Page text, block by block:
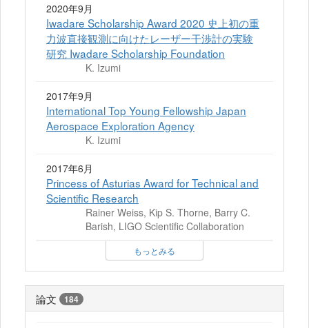
2020年9月
Iwadare Scholarship Award 2020 史上初の重
力波直接観測に向けたレーザー干渉計の実験
研究 Iwadare Scholarship Foundation
K. Izumi
2017年9月
International Top Young Fellowship Japan
Aerospace Exploration Agency
K. Izumi
2017年6月
Princess of Asturias Award for Technical and
Scientific Research
Rainer Weiss, Kip S. Thorne, Barry C.
Barish, LIGO Scientific Collaboration
もっとみる
論文 184